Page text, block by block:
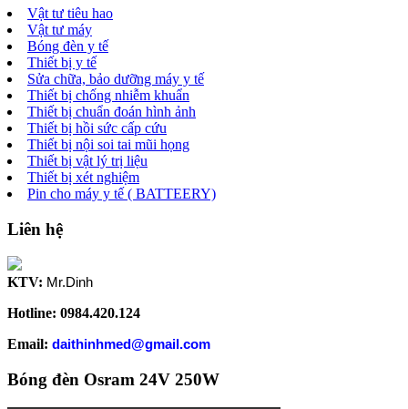
Vật tư tiêu hao
Vật tư máy
Bóng đèn y tế
Thiết bị y tế
Sửa chữa, bảo dưỡng máy y tế
Thiết bị chống nhiễm khuẩn
Thiết bị chuẩn đoán hình ảnh
Thiết bị hồi sức cấp cứu
Thiết bị nội soi tai mũi họng
Thiết bị vật lý trị liệu
Thiết bị xét nghiệm
Pin cho máy y tế ( BATTEERY)
Liên hệ
KTV: Mr.Dinh
Hotline: 0984.420.124
Email: daithinhmed@gmail.com
Bóng đèn Osram 24V 250W